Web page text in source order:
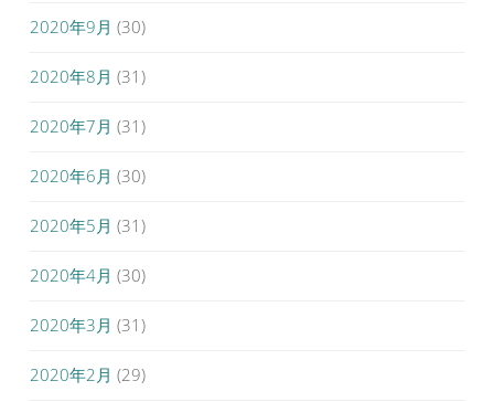
2020年9月 (30)
2020年8月 (31)
2020年7月 (31)
2020年6月 (30)
2020年5月 (31)
2020年4月 (30)
2020年3月 (31)
2020年2月 (29)